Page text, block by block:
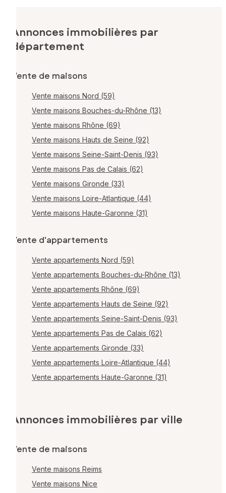
Annonces immobilières par
département
Vente de maisons
Vente maisons Nord (59)
Vente maisons Bouches-du-Rhône (13)
Vente maisons Rhône (69)
Vente maisons Hauts de Seine (92)
Vente maisons Seine-Saint-Denis (93)
Vente maisons Pas de Calais (62)
Vente maisons Gironde (33)
Vente maisons Loire-Atlantique (44)
Vente maisons Haute-Garonne (31)
Vente d'appartements
Vente appartements Nord (59)
Vente appartements Bouches-du-Rhône (13)
Vente appartements Rhône (69)
Vente appartements Hauts de Seine (92)
Vente appartements Seine-Saint-Denis (93)
Vente appartements Pas de Calais (62)
Vente appartements Gironde (33)
Vente appartements Loire-Atlantique (44)
Vente appartements Haute-Garonne (31)
Annonces immobilières par ville
Vente de maisons
Vente maisons Reims
Vente maisons Nice